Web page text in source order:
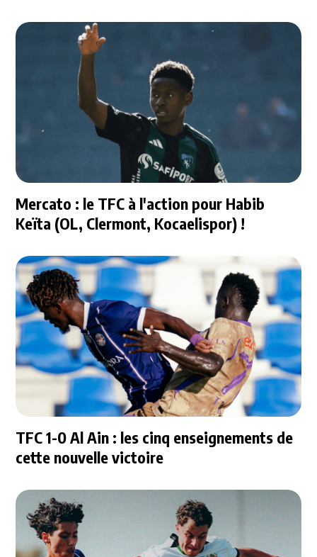
Mercato : le TFC à l'action pour Habib
Keïta (OL, Clermont, Kocaelispor) !
TFC 1-0 Al Ain : les cinq enseignements de
cette nouvelle victoire